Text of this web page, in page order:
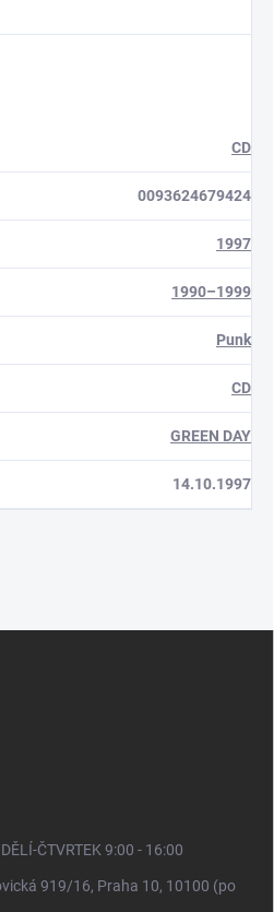
CD
0093624679424
1997
1990–1999
Punk
CD
GREEN DAY
14.10.1997
ČTVRTEK 9:00 - 16:00
919/16, Praha 10, 10100 (po